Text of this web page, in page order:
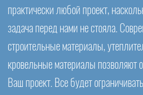
практически любой проект,
задача перед нами не стояла.
строительные материалы,
кровельные материалы позволяют
Ваш проект. Все будет